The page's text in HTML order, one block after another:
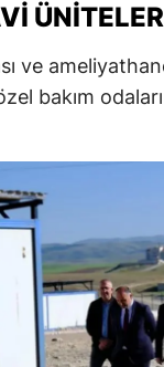
İstanbul
İzmir
Kastamonu
Kırklareli
Kırşehir
Kocaeli
ve
bakım